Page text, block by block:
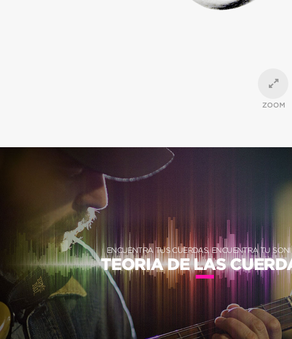
ZOOM
ENCUENTRA TUS CUERDAS, ENCUENTRA TU
TEORIA DE LAS